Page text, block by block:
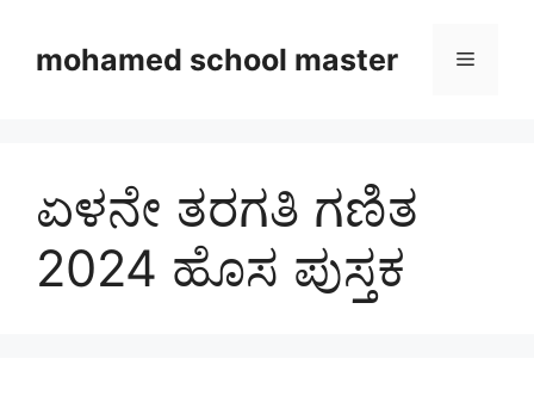
contentmohamed school master Menu
ಏಳನೇ ತರಗತಿ ಗಣಿತ
2024 ಹೊಸ ಪುಸ್ತಕ